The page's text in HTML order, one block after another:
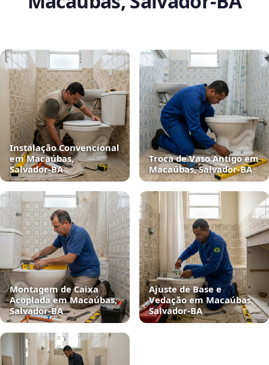
Instalação Convencional
em Macaúbas,
Salvador‑BA
Troca de Vaso Antigo em
Macaúbas, Salvador‑BA
Montagem de Caixa
Acoplada em Macaúbas,
Salvador‑BA
Ajuste de Base e
Vedação em Macaúbas,
Salvador‑BA